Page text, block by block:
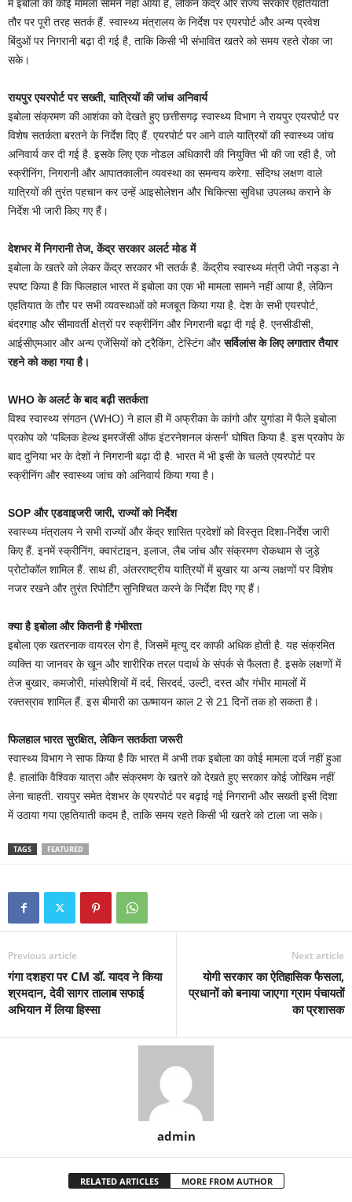
में इबोला का कोई मामला सामने नहीं आया है, लेकिन केंद्र और राज्य सरकारें एहतियाती
तौर पर पूरी तरह सतर्क हैं. स्वास्थ्य मंत्रालय के निर्देश पर एयरपोर्ट और अन्य प्रवेश
बिंदुओं पर निगरानी बढ़ा दी गई है, ताकि किसी भी संभावित खतरे को समय रहते रोका जा
सके।
रायपुर एयरपोर्ट पर सख्ती, यात्रियों की जांच अनिवार्य
इबोला संक्रमण की आशंका को देखते हुए छत्तीसगढ़ स्वास्थ्य विभाग ने रायपुर एयरपोर्ट पर
विशेष सतर्कता बरतने के निर्देश दिए हैं. एयरपोर्ट पर आने वाले यात्रियों की स्वास्थ्य जांच
अनिवार्य कर दी गई है. इसके लिए एक नोडल अधिकारी की नियुक्ति भी की जा रही है, जो
स्क्रीनिंग, निगरानी और आपातकालीन व्यवस्था का समन्वय करेगा. संदिग्ध लक्षण वाले
यात्रियों की तुरंत पहचान कर उन्हें आइसोलेशन और चिकित्सा सुविधा उपलब्ध कराने के
निर्देश भी जारी किए गए हैं।
देशभर में निगरानी तेज, केंद्र सरकार अलर्ट मोड में
इबोला के खतरे को लेकर केंद्र सरकार भी सतर्क है. केंद्रीय स्वास्थ्य मंत्री जेपी नड्डा ने
स्पष्ट किया है कि फिलहाल भारत में इबोला का एक भी मामला सामने नहीं आया है, लेकिन
एहतियात के तौर पर सभी व्यवस्थाओं को मजबूत किया गया है. देश के सभी एयरपोर्ट,
बंदरगाह और सीमावर्ती क्षेत्रों पर स्क्रीनिंग और निगरानी बढ़ा दी गई है. एनसीडीसी,
आईसीएमआर और अन्य एजेंसियों को ट्रैकिंग, टेस्टिंग औरसर्विलांस के लिए लगातार तैयार
रहने को कहा गया है।
WHO के अलर्ट के बाद बढ़ी सतर्कता
विश्व स्वास्थ्य संगठन (WHO) ने हाल ही में अफ्रीका के कांगो और युगांडा में फैले इबोला
प्रकोप को ‘पब्लिक हेल्थ इमरजेंसी ऑफ इंटरनेशनल कंसर्न' घोषित किया है. इस प्रकोप के
बाद दुनिया भर के देशों ने निगरानी बढ़ा दी है. भारत में भी इसी के चलते एयरपोर्ट पर
स्क्रीनिंग और स्वास्थ्य जांच को अनिवार्य किया गया है।
SOP और एडवाइजरी जारी, राज्यों को निर्देश
स्वास्थ्य मंत्रालय ने सभी राज्यों और केंद्र शासित प्रदेशों को विस्तृत दिशा-निर्देश जारी
किए हैं. इनमें स्क्रीनिंग, क्वारंटाइन, इलाज, लैब जांच और संक्रमण रोकथाम से जुड़े
प्रोटोकॉल शामिल हैं. साथ ही, अंतरराष्ट्रीय यात्रियों में बुखार या अन्य लक्षणों पर विशेष
नजर रखने और तुरंत रिपोर्टिंग सुनिश्चित करने के निर्देश दिए गए हैं।
क्या है इबोला और कितनी है गंभीरता
इबोला एक खतरनाक वायरल रोग है, जिसमें मृत्यु दर काफी अधिक होती है. यह संक्रमित
व्यक्ति या जानवर के खून और शारीरिक तरल पदार्थ के संपर्क से फैलता है. इसके लक्षणों में
तेज बुखार, कमजोरी, मांसपेशियों में दर्द, सिरदर्द, उल्टी, दस्त और गंभीर मामलों में
रक्तस्राव शामिल हैं. इस बीमारी का ऊष्मायन काल 2 से 21 दिनों तक हो सकता है।
फिलहाल भारत सुरक्षित, लेकिन सतर्कता जरूरी
स्वास्थ्य विभाग ने साफ किया है कि भारत में अभी तक इबोला का कोई मामला दर्ज नहीं हुआ
है. हालांकि वैश्विक यात्रा और संक्रमण के खतरे को देखते हुए सरकार कोई जोखिम नहीं
लेना चाहती. रायपुर समेत देशभर के एयरपोर्ट पर बढ़ाई गई निगरानी और सख्ती इसी दिशा
में उठाया गया एहतियाती कदम है, ताकि समय रहते किसी भी खतरे को टाला जा सके।
TAGS FEATURED
Previous article
गंगा दशहरा पर CM डॉ. यादव ने किया
श्रमदान, देवी सागर तालाब सफाई
अभियान में लिया हिस्सा
Next article
योगी सरकार का ऐतिहासिक फैसला,
प्रधानों को बनाया जाएगा ग्राम पंचायतों
का प्रशासक
admin
RELATED ARTICLES MORE FROM AUTHOR